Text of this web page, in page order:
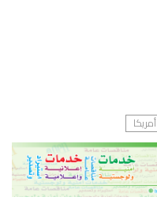
أمريكا